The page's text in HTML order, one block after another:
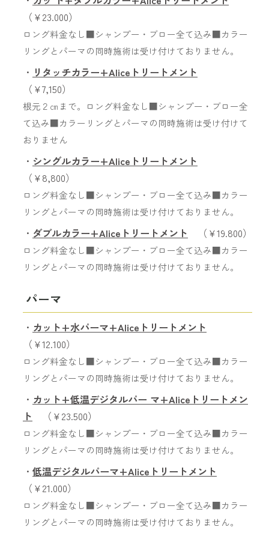
（￥23.000）
ロング料金なし■シャンプー・ブロー全て込み■カラー
リングとパーマの同時施術は受け付けておりません。
・ リタッチカラー+Aliceトリートメント
（￥7,150）
根元２㎝まで。ロング料金なし■シャンプー・ブロー全
て込み■カラーリングとパーマの同時施術は受け付けて
おりません
・ シングルカラー+Aliceトリートメント
（￥8,800）
ロング料金なし■シャンプー・ブロー全て込み■カラー
リングとパーマの同時施術は受け付けておりません。
・ ダブルカラー+Aliceトリートメント （￥19.800）
ロング料金なし■シャンプー・ブロー全て込み■カラー
リングとパーマの同時施術は受け付けておりません。
パーマ
・ カット+水パーマ+Aliceトリートメント
（￥12.100）
ロング料金なし■シャンプー・ブロー全て込み■カラー
リングとパーマの同時施術は受け付けておりません。
・ カット+低温デジタルパー マ+Aliceトリートメン
ト （￥23.500）
ロング料金なし■シャンプー・ブロー全て込み■カラー
リングとパーマの同時施術は受け付けておりません。
・ 低温デジタルパーマ+Aliceトリートメント
（￥21.000）
ロング料金なし■シャンプー・ブロー全て込み■カラー
リングとパーマの同時施術は受け付けておりません。